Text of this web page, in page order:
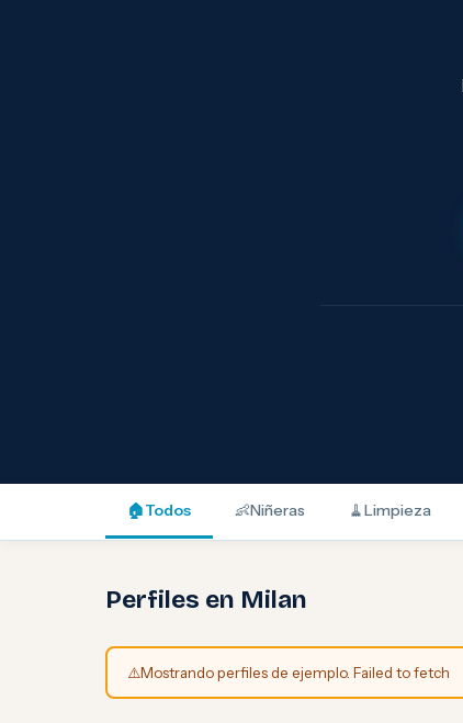
🏠Todos 👶Niñeras 🧹Limpieza
Perfiles en Milan
⚠️Mostrando perfiles de ejemplo. Failed to fetch